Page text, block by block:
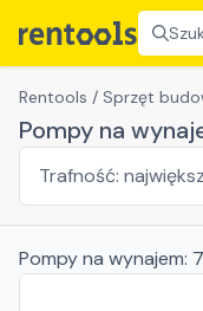
Rentools / Sprzęt
Pompy na
Pompyna wynajem: